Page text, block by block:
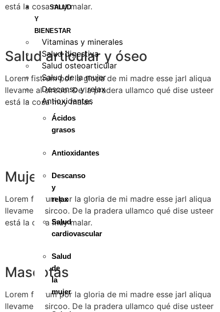
SALUD
Y
BIENESTAR
Vitaminas y minerales
Salud digestiva
Salud osteoarticular
Salud de la mujer
Descanso y relax
Antioxidantes
Ácidos
grasos
Antioxidantes
Descanso
y
relax
Salud
cardiovascular
Salud
de
la
mujer
está la cosa muy malar.
Salud articular y óseo
Lorem fistrum por la gloria de mi madre esse jarl aliqua
llevame al sircoo. De la pradera ullamco qué dise usteer
está la cosa muy malar.
Mujer
Lorem fistrum por la gloria de mi madre esse jarl aliqua
llevame al sircoo. De la pradera ullamco qué dise usteer
está la cosa muy malar.
Mascotas
Lorem fistrum por la gloria de mi madre esse jarl aliqua
llevame al sircoo. De la pradera ullamco qué dise usteer